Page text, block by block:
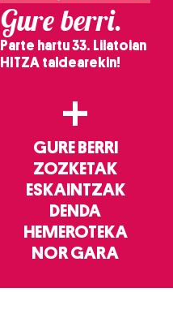
Gure berri.
Parte hartu 33. Lilatoian
HITZA taldearekin!
+
GURE BERRI
ZOZKETAK
ESKAINTZAK
DENDA
HEMEROTEKA
NOR GARA